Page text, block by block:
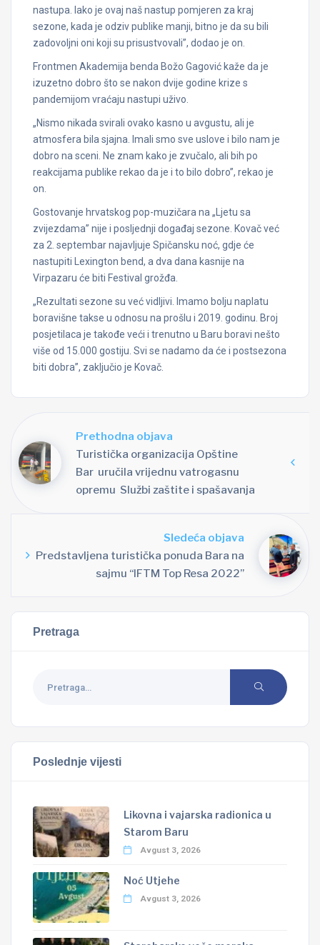
nastupa. Iako je ovaj naš nastup pomjeren za kraj
sezone, kada je odziv publike manji, bitno je da su bili
zadovoljni oni koji su prisustvovali”, dodao je on.
Frontmen Akademija benda Božo Gagović kaže da je
izuzetno dobro što se nakon dvije godine krize s
pandemijom vraćaju nastupi uživo.
„Nismo nikada svirali ovako kasno u avgustu, ali je
atmosfera bila sjajna. Imali smo sve uslove i bilo nam je
dobro na sceni. Ne znam kako je zvučalo, ali bih po
reakcijama publike rekao da je i to bilo dobro”, rekao je
on.
Gostovanje hrvatskog pop-muzičara na „Ljetu sa
zvijezdama” nije i posljednji događaj sezone. Kovač već
za 2. septembar najavljuje Spičansku noć, gdje će
nastupiti Lexington bend, a dva dana kasnije na
Virpazaru će biti Festival grožđa.
„Rezultati sezone su već vidljivi. Imamo bolju naplatu
boravišne takse u odnosu na prošlu i 2019. godinu. Broj
posjetilaca je takođe veći i trenutno u Baru boravi nešto
više od 15.000 gostiju. Svi se nadamo da će i postsezona
biti dobra”, zaključio je Kovač.
Prethodna objava
Turistička organizacija Opštine
Bar uručila vrijednu vatrogasnu
opremu Službi zaštite i spašavanja
Sledeća objava
Predstavljena turistička ponuda Bara na
sajmu “IFTM Top Resa 2022”
Pretraga
Poslednje vijesti
Likovna i vajarska radionica u
Starom Baru
Avgust 3, 2026
Noć Utjehe
Avgust 3, 2026